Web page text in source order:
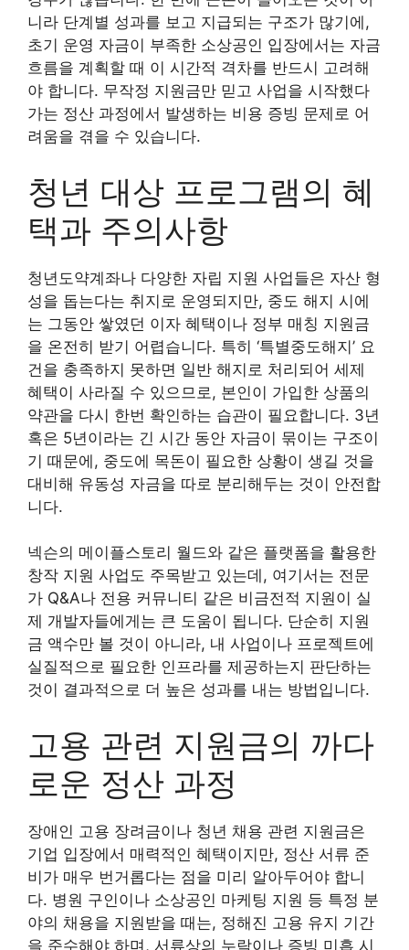
니라 단계별 성과를 보고 지급되는 구조가 많기에,
초기 운영 자금이 부족한 소상공인 입장에서는 자금
흐름을 계획할 때 이 시간적 격차를 반드시 고려해
야 합니다. 무작정 지원금만 믿고 사업을 시작했다
가는 정산 과정에서 발생하는 비용 증빙 문제로 어
려움을 겪을 수 있습니다.
청년 대상 프로그램의 혜
택과 주의사항
청년도약계좌나 다양한 자립 지원 사업들은 자산 형
성을 돕는다는 취지로 운영되지만, 중도 해지 시에
는 그동안 쌓였던 이자 혜택이나 정부 매칭 지원금
을 온전히 받기 어렵습니다. 특히 ‘특별중도해지’ 요
건을 충족하지 못하면 일반 해지로 처리되어 세제
혜택이 사라질 수 있으므로, 본인이 가입한 상품의
약관을 다시 한번 확인하는 습관이 필요합니다. 3년
혹은 5년이라는 긴 시간 동안 자금이 묶이는 구조이
기 때문에, 중도에 목돈이 필요한 상황이 생길 것을
대비해 유동성 자금을 따로 분리해두는 것이 안전합
니다.
넥슨의 메이플스토리 월드와 같은 플랫폼을 활용한
창작 지원 사업도 주목받고 있는데, 여기서는 전문
가 Q&A나 전용 커뮤니티 같은 비금전적 지원이 실
제 개발자들에게는 큰 도움이 됩니다. 단순히 지원
금 액수만 볼 것이 아니라, 내 사업이나 프로젝트에
실질적으로 필요한 인프라를 제공하는지 판단하는
것이 결과적으로 더 높은 성과를 내는 방법입니다.
고용 관련 지원금의 까다
로운 정산 과정
장애인 고용 장려금이나 청년 채용 관련 지원금은
기업 입장에서 매력적인 혜택이지만, 정산 서류 준
비가 매우 번거롭다는 점을 미리 알아두어야 합니
다. 병원 구인이나 소상공인 마케팅 지원 등 특정 분
야의 채용을 지원받을 때는, 정해진 고용 유지 기간
을 준수해야 하며, 서류상의 누락이나 증빙 미흡 시